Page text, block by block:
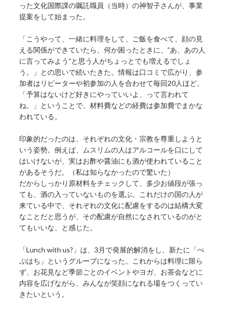
った文化国際課の嘱託職員（当時）の神智子さんが、事業
提案をして始まった。
「こうやって、一緒に料理をして、ご飯を食べて、顔の見
える関係ができていたら、何か困ったときに、”あ、あの人
に言ってみよう”と思う人がちょっとでも増えるでしょ
う。」との思いで続いたきた。情報は口コミで広がり、参
加者はリピーターや初参加の人を合わせて毎回20人ほど。
「予算はないけど好きにやっていいよ、って言われて
ね。」ということで、材料費などの経費は参加費でまかな
われている。
印象的だったのは、それぞれの文化・宗教を尊重しようと
いう姿勢。例えば、ムスリムの人はアルコールを口にして
はいけないが、実はお酢や醤油にも酒が使われていること
があるそうだ。（私は知らなかったので驚いた）
だからしっかり原材料をチェックして、多少お値段が張っ
ても、酒の入っていないものを選ぶ。これだけの国の人が
来ている中で、それぞれの文化に配慮をするのは結構大変
なことだと思うが、その配慮が自然になされているのがと
てもいいな、と感じた。
「Lunch with us?」は、3月で発展的解消をし、新たに「べ
ぷはち」というグループになった。これからは料理に限ら
ず、お花見など季節ごとのイベントやヨガ、お茶会などに
内容を広げながら、みんなが笑顔になれる場をつくってい
きたいという。